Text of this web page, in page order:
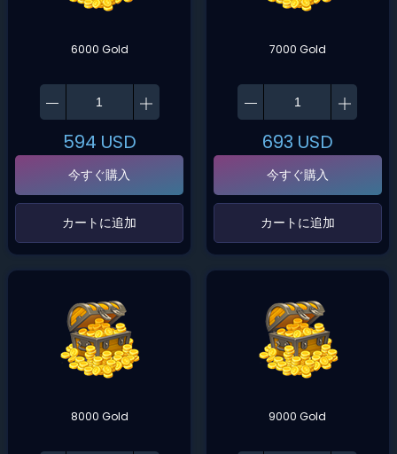
6000 Gold
594 USD
今すぐ購入
‌カートに追加‌
7000 Gold
693 USD
今すぐ購入
‌カートに追加‌
8000 Gold 9000 Gold